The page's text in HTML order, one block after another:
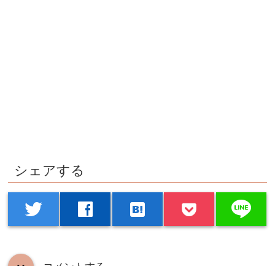
シェアする
twitter facebook hatenabookmark line